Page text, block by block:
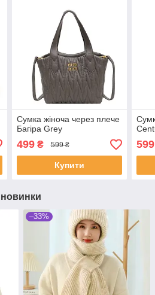
Сумка жіноча через плече
Багіра Grey
499₴ 599 ₴
Купити
599
новинки
–33%